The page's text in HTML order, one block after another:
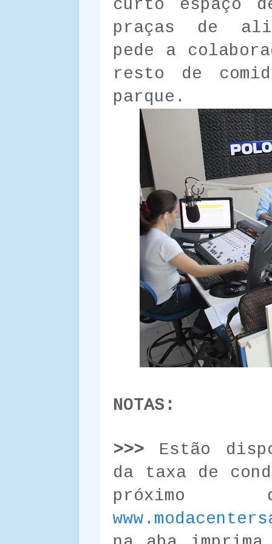
curto espaço
praças de
pede a
resto de
parque.
NOTAS:
>>> Estão
da taxa de
próximo